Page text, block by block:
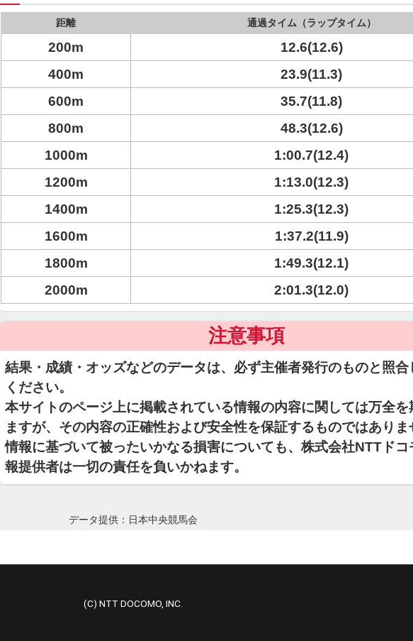
距離 通過タイム（ラップタイム）
200m
12.6(12.6)
400m
23.9(11.3)
600m
35.7(11.8)
800m
48.3(12.6)
1000m
1:00.7(12.4)
1200m
1:13.0(12.3)
1400m
1:25.3(12.3)
1600m
1:37.2(11.9)
1800m
1:49.3(12.1)
2000m
2:01.3(12.0)
注意事項
結果・成績・オッズなどのデータは、必ず主催者発行のものと照合
ください。
本サイトのページ上に掲載されている情報の内容に関しては万全を
ますが、その内容の正確性および安全性を保証するものではあり
情報に基づいて被ったいかなる損害についても、株式会社NTTドコ
報提供者は一切の責任を負いかねます。
データ提供：日本中央競馬会
(C) NTT DOCOMO, INC.